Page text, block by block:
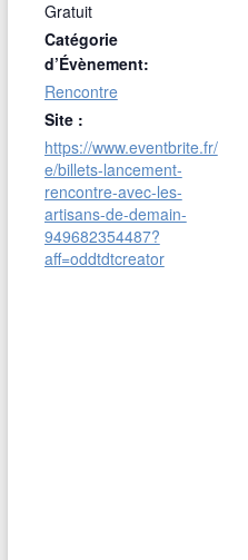
Gratuit
Catégorie
d’Évènement:
Rencontre
Site :
https://www.eventbrite.fr/
e/billets-lancement-
rencontre-avec-les-
artisans-de-demain-
949682354487?
aff=oddtdtcreator